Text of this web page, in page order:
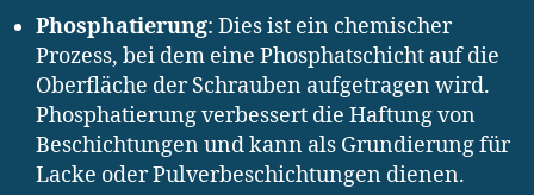
Phosphatierung: Dies ist ein chemischer
Prozess, bei dem eine Phosphatschicht auf die
Oberfläche der Schrauben aufgetragen wird.
Phosphatierung verbessert die Haftung von
Beschichtungen und kann als Grundierung für
Lacke oder Pulverbeschichtungen dienen.